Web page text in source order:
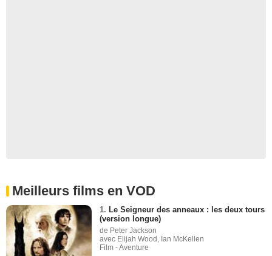
Meilleurs films en VOD
1. Le Seigneur des anneaux : les deux tours
(version longue)
de Peter Jackson
avec Elijah Wood, Ian McKellen
Film - Aventure